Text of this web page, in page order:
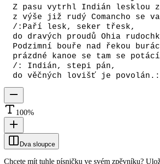
Z pasu vytrhl Indián lesklou
z výše již rudý Comancho se
/:Paří lesk, seker třesk,
do dravých proudů Ohia
Podzimní bouře nad řekou
prázdné kanoe se tam se potácí
/: Indián, stepi pán,
do věčných lovišť je
100%
Dva sloupce
Chcete mít tuhle písničku ve svém zpěvníku?